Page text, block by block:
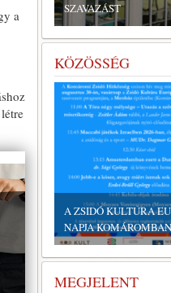
a
SZAVAZÁST
KÖZÖSSÉG
A ZSIDÓ KULTÚRA EURÓPAI
NAPJA KOMÁROMBAN
MEGJELENT